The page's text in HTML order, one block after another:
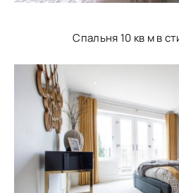
Спальня 10 кв м в